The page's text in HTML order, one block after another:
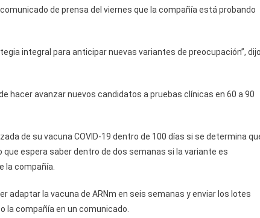
de prensa del viernes que la compañía está probando
integral para anticipar nuevas variantes de preocupación”,
hacer avanzar nuevos candidatos a pruebas clínicas en 60 a 90
de su vacuna COVID-19 dentro de 100 días si se determina
espera saber dentro de dos semanas si la variante es
la compañía.
adaptar la vacuna de ARNm en seis semanas y enviar los lotes
la compañía en un comunicado.